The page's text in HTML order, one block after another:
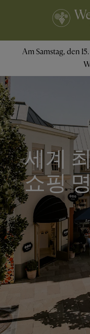
Am Samstag, den
세계
쇼핑